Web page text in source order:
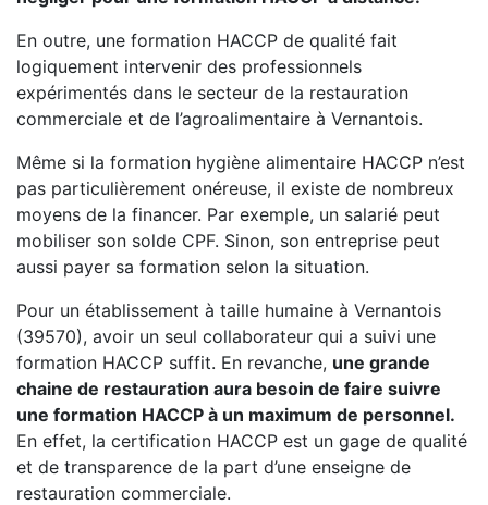
En outre, une formation HACCP de qualité fait
logiquement intervenir des professionnels
expérimentés dans le secteur de la restauration
commerciale et de l’agroalimentaire à Vernantois.
Même si la formation hygiène alimentaire HACCP n’est
pas particulièrement onéreuse, il existe de nombreux
moyens de la financer. Par exemple, un salarié peut
mobiliser son solde CPF. Sinon, son entreprise peut
aussi payer sa formation selon la situation.
Pour un établissement à taille humaine à Vernantois
(39570), avoir un seul collaborateur qui a suivi une
formation HACCP suffit. En revanche, une grande
chaine de restauration aura besoin de faire suivre
une formation HACCP à un maximum de personnel.
En effet, la certification HACCP est un gage de qualité
et de transparence de la part d’une enseigne de
restauration commerciale.